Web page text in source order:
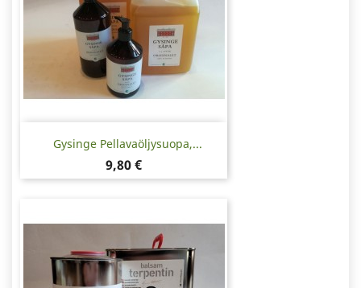
Gysinge Pellavaöljysuopa,...
Hinta
9,80 €